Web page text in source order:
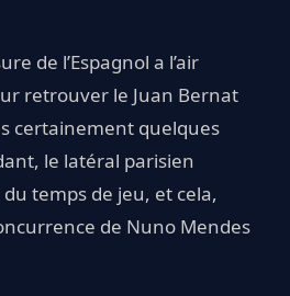
de l’Espagnol a l’air
retrouver le Juan Bernat
certainement quelques
le latéral parisien
temps de jeu, et cela,
de Nuno Mendes